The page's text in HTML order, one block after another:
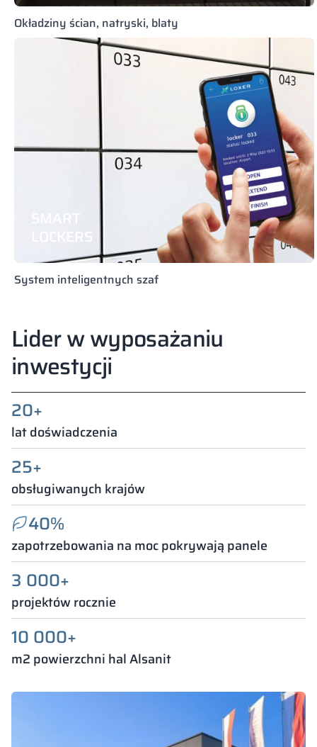
Okładziny ścian, natryski, blaty
SMART
LOCKERS
System inteligentnych szaf
Lider w wyposażaniu
inwestycji
20+
lat doświadczenia
25+
obsługiwanych krajów
40%
zapotrzebowania na moc pokrywają panele
3 000+
projektów rocznie
10 000+
m2 powierzchni hal Alsanit